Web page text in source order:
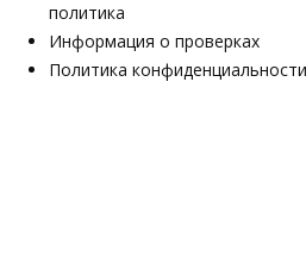
политика
Информация о проверках
Политика конфиденциальности